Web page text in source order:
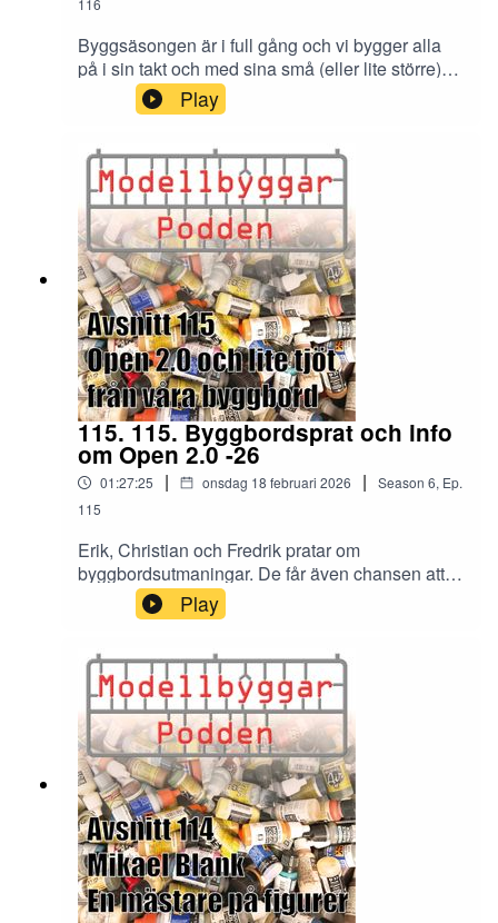
Byggsäsongen är i full gång och vi bygger alla
på i sin takt och med sina små (eller lite större)
projekt. Den här gången riktar vi dessutom
hårkorset mot "Kellys hjältar". Figurspelet och
figurspelssverige fyller nämligen hela 50 år nästa
år. Fredrikt har därför fått möjlighet att prata med
Marc Grieves som skapade spelet och Birger
Hanning som idag förvaltar det, för att få hela
(nästan otroliga) historien om det klassiska
konventspelet Kellys hjältar.
Play
115. 115. Byggbordsprat och info
om Open 2.0 -26
01:27:25 | onsdag 18 februari 2026 | Season 6, Ep.
115
Erik, Christian och Fredrik pratar om
byggbordsutmaningar. De får även chansen att
prata med Karl Stavaeus som berättar om årets
upplaga av modelleventet Open
Play